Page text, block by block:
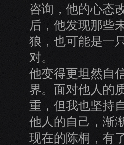
咨询，他的心态
后，他发现那些
狼，也可能是一
对。
他变得更坦然自
界。面对他人的
重，但我也坚持
他人的自己，渐
现在的陈桐，有